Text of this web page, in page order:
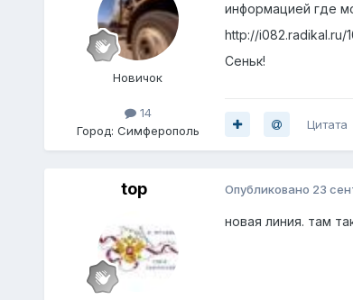
Новичок
14
Город: Симферополь
информацией где
http://i082.radikal.ru/
Сеньк!
Цитата
top Опубликовано 23
новая линия. там